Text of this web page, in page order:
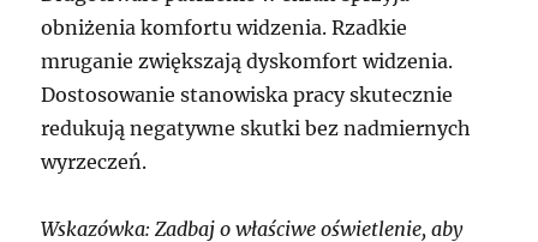
obniżenia komfortu widzenia. Rzadkie
mruganie zwiększają dyskomfort widzenia.
Dostosowanie stanowiska pracy skutecznie
redukują negatywne skutki bez nadmiernych
wyrzeczeń.
Wskazówka: Zadbaj o właściwe oświetlenie, aby